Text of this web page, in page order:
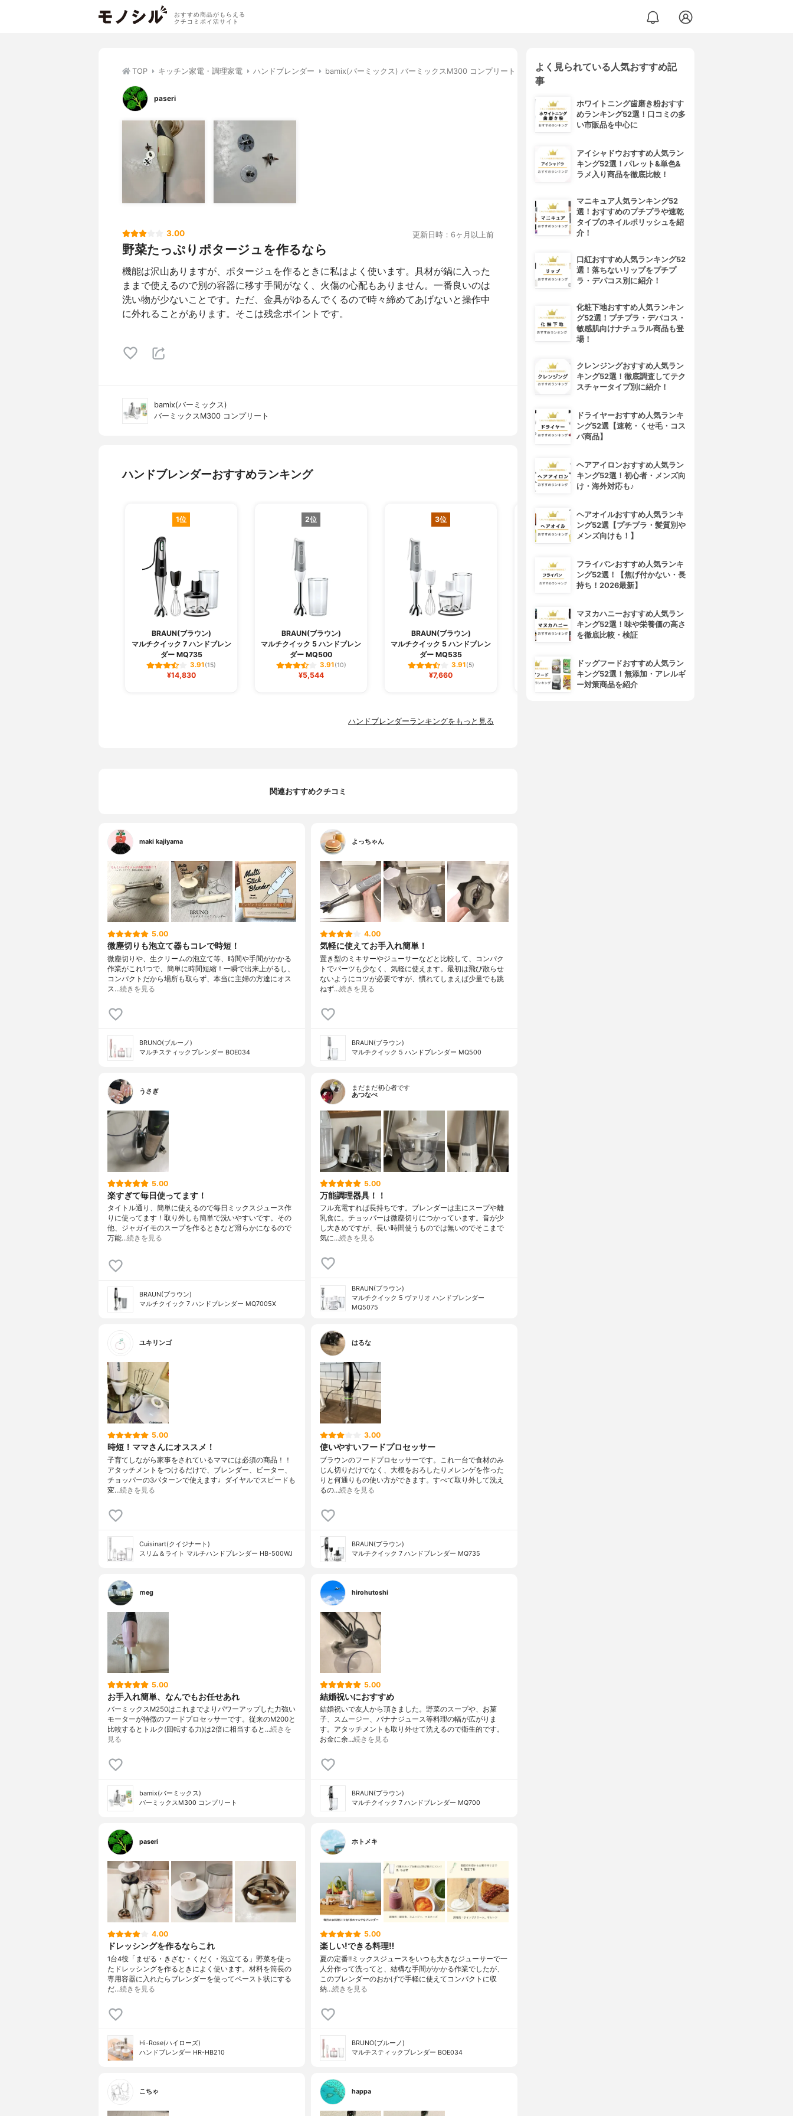
おすすめ商品がもらえる
クチコミポイ活サイト
TOP キッチン家電・調理家電 ハンドブレンダー bamix(バーミックス) バーミックスM300 コンプリート
paseri
3.00 更新日時：6ヶ月以上前
野菜たっぷりポタージュを作るなら
機能は沢山ありますが、ポタージュを作るときに私はよく使います。具材が鍋に入った
ままで使えるので別の容器に移す手間がなく、火傷の心配もありません。一番良いのは
洗い物が少ないことです。ただ、金具がゆるんでくるので時々締めてあげないと操作中
に外れることがあります。そこは残念ポイントです。
bamix(バーミックス)
バーミックスM300 コンプリート
ハンドブレンダーおすすめランキング
1位
BRAUN(ブラウン)
マルチクイック 7 ハンドブレン
ダー MQ735
3.91(15)
¥14,830
2位
BRAUN(ブラウン)
マルチクイック 5 ハンドブレン
ダー MQ500
3.91(10)
¥5,544
3位
BRAUN(ブラウン)
マルチクイック 5 ハンドブレン
ダー MQ535
3.91(5)
¥7,660
4位
BRAUN(ブラウン)
マルチクイック 5 ヴァリオ ハ
3.89(5)
¥13,580
ハンドブレンダーランキングをもっと見る
関連おすすめクチコミ
maki kajiyama
5.00
微塵切りも泡立て器もコレで時短！
微塵切りや、生クリームの泡立て等、時間や手間がかかる
作業がこれ1つで、簡単に時間短縮！一瞬で出来上がるし、
コンパクトだから場所も取らず、本当に主婦の方達にオス
ス…続きを見る
BRUNO(ブルーノ)
マルチスティックブレンダー BOE034
よっちゃん
4.00
気軽に使えてお手入れ簡単！
置き型のミキサーやジューサーなどと比較して、コンパク
トでパーツも少なく、気軽に使えます。最初は飛び散らせ
ないようにコツが必要ですが、慣れてしまえば少量でも跳
ねず…続きを見る
BRAUN(ブラウン)
マルチクイック 5 ハンドブレンダー MQ500
うさぎ
5.00
楽すぎて毎日使ってます！
タイトル通り、簡単に使えるので毎日ミックスジュース作
りに使ってます！取り外しも簡単で洗いやすいです。その
他、ジャガイモのスープを作るときなど滑らかになるので
万能…続きを見る
BRAUN(ブラウン)
マルチクイック 7 ハンドブレンダー MQ7005X
まだまだ初心者です
あつなべ
5.00
万能調理器具！！
フル充電すれば長持ちです。ブレンダーは主にスープや離
乳食に。チョッパーは微塵切りにつかっています。音が少
し大きめですが、長い時間使うものでは無いのでそこまで
気に…続きを見る
BRAUN(ブラウン)
マルチクイック 5 ヴァリオ ハンドブレンダー
MQ5075
ユキリンゴ
5.00
時短！ママさんにオススメ！
子育てしながら家事をされているママには必須の商品！！
アタッチメントをつけるだけで、ブレンダー、ビーター、
チョッパーの3パターンで使えます♩ダイヤルでスピードも
変…続きを見る
Cuisinart(クイジナート)
スリム＆ライト マルチハンドブレンダー HB-500WJ
はるな
3.00
使いやすいフードプロセッサー
ブラウンのフードプロセッサーです。これ一台で食材のみ
じん切りだけでなく、大根をおろしたりメレンゲを作った
りと何通りもの使い方ができます。すべて取り外して洗え
るの…続きを見る
BRAUN(ブラウン)
マルチクイック 7 ハンドブレンダー MQ735
ｍeg
5.00
お手入れ簡単、なんでもお任せあれ
バーミックスM250はこれまでよりパワーアップした力強い
モーターが特徴のフードプロセッサーです。従来のM200と
比較するとトルク(回転する力)は2倍に相当すると…続きを
見る
bamix(バーミックス)
バーミックスM300 コンプリート
hirohutoshi
5.00
結婚祝いにおすすめ
結婚祝いで友人から頂きました。野菜のスープや、お菓
子、スムージー、バナナジュース等料理の幅が広がりま
す。アタッチメントも取り外せて洗えるので衛生的です。
お金に余…続きを見る
BRAUN(ブラウン)
マルチクイック 7 ハンドブレンダー MQ700
paseri
4.00
ドレッシングを作るならこれ
1台4役「まぜる・きざむ・くだく・泡立てる」野菜を使っ
たドレッシングを作るときによく使います。材料を筒長の
専用容器に入れたらブレンダーを使ってペースト状にする
だ…続きを見る
Hi-Rose(ハイローズ)
ハンドブレンダー HR-HB210
ホトメキ
5.00
楽しい!できる料理‼︎
夏の定番‼︎ミックスジュースをいつも大きなジューサーで一
人分作って洗ってと、結構な手間がかかる作業でしたが、
このブレンダーのおかげで手軽に使えてコンパクトに収
納…続きを見る
BRUNO(ブルーノ)
マルチスティックブレンダー BOE034
こちゃ happa
よく見られている人気おすすめ記
事
ホワイトニング歯磨き粉おすす
めランキング52選！口コミの多
い市販品を中心に
アイシャドウおすすめ人気ラン
キング52選！パレット&単色&
ラメ入り商品を徹底比較！
マニキュア人気ランキング52
選！おすすめのプチプラや速乾
タイプのネイルポリッシュを紹
介！
口紅おすすめ人気ランキング52
選！落ちないリップをプチプ
ラ・デパコス別に紹介！
化粧下地おすすめ人気ランキン
グ52選！プチプラ・デパコス・
敏感肌向けナチュラル商品も登
場！
クレンジングおすすめ人気ラン
キング52選！徹底調査してテク
スチャータイプ別に紹介！
ドライヤーおすすめ人気ランキ
ング52選【速乾・くせ毛・コス
パ商品】
ヘアアイロンおすすめ人気ラン
キング52選！初心者・メンズ向
け・海外対応も♪
ヘアオイルおすすめ人気ランキ
ング52選【プチプラ・髪質別や
メンズ向けも！】
フライパンおすすめ人気ランキ
ング52選！【焦げ付かない・長
持ち！2026最新】
マヌカハニーおすすめ人気ラン
キング52選！味や栄養価の高さ
を徹底比較・検証
ドッグフードおすすめ人気ラン
キング52選！無添加・アレルギ
ー対策商品を紹介